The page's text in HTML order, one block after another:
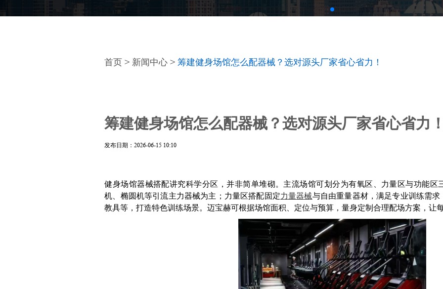
首页 > 新闻中心 >筹建健身场馆怎么配器械？选对源头厂家省心省力！
筹建健身场馆怎么配器械？选对源头厂家省心省力
发布日期：2026-06-15 10:10
健身场馆器械搭配讲究科学分区，并非简单堆砌。主流场馆可划分为有氧区、力量区与功能区
机、椭圆机等引流主力器械为主；力量区搭配固定力量器械与自由重量器材，满足专业训练需
教具等，打造特色训练场景。迈宝赫可根据场馆面积、定位与预算，量身定制合理配场方案，让